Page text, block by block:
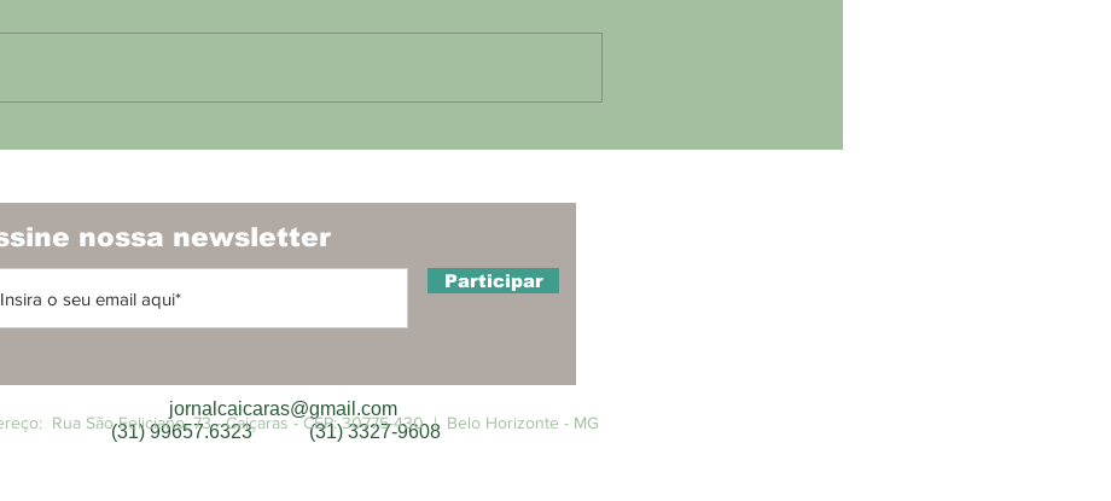
de celulares
nossa newsletter
Participar
jornalcaicaras@gmail.com
(31) 99657.6323
(31) 3327-9608
Rua São Feliciano, 73 - Caiçaras - CEP: 30775-430 | Belo Horizonte - MG​